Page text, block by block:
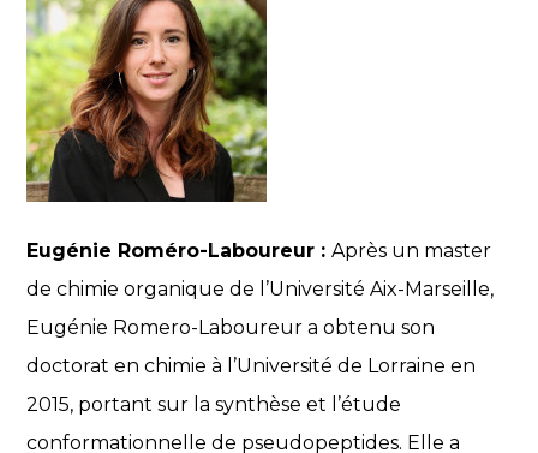
Eugénie Roméro-Laboureur :Après un master
de chimie organique de l’Université Aix-Marseille,
Eugénie Romero-Laboureur a obtenu son
doctorat en chimie à l’Université de Lorraine en
2015, portant sur la synthèse et l’étude
conformationnelle de pseudopeptides. Elle a